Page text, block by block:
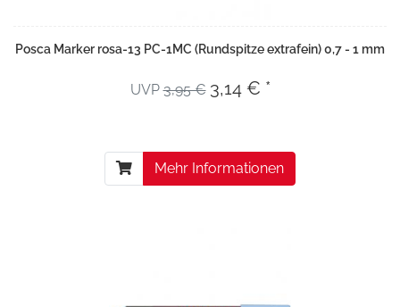
Posca Marker rosa-13 PC-1MC (Rundspitze extrafein) 0,7 - 1 mm
UVP3,95 € 3,14 € *
Mehr Informationen